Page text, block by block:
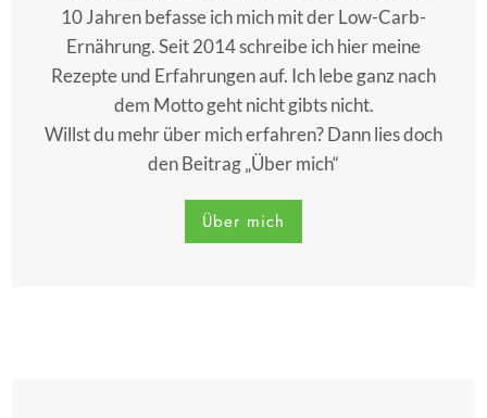
10 Jahren befasse ich mich mit der Low-Carb-
Ernährung. Seit 2014 schreibe ich hier meine
Rezepte und Erfahrungen auf. Ich lebe ganz nach
dem Motto geht nicht gibts nicht.
Willst du mehr über mich erfahren? Dann lies doch
den Beitrag „Über mich“
Über mich